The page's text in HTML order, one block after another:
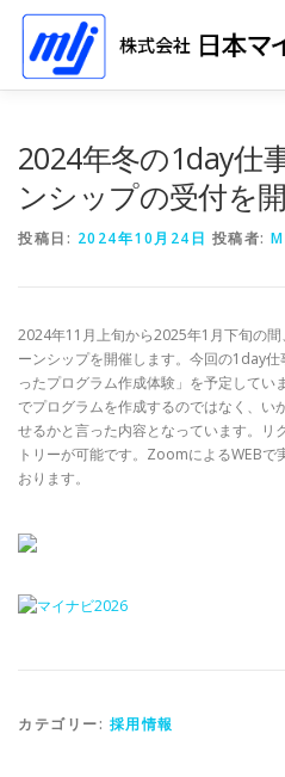
2024年冬の1day仕
ンシップの受付を
投稿日: 2024年10月24日 投稿者:
2024年11月上旬から2025年1月下旬の
ーンシップを開催します。今回の1day
ったプログラム作成体験」を予定して
でプログラムを作成するのではなく、い
せるかと言った内容となっています。
トリーが可能です。ZoomによるWEB
おります。
カテゴリー: 採用情報